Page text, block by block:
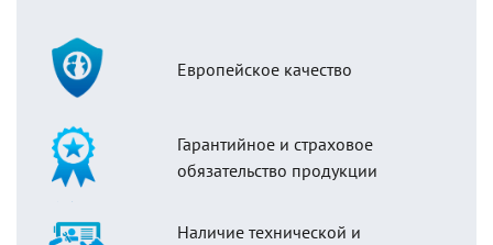
Европейское качество
Гарантийное и страховое
обязательство продукции
Наличие технической и